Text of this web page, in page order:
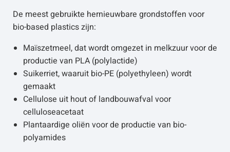
De meest gebruikte hernieuwbare grondstoffen voor
bio-based plastics zijn:
Maïszetmeel, dat wordt omgezet in melkzuur voor de
productie van PLA (polylactide)
Suikerriet, waaruit bio-PE (polyethyleen) wordt
gemaakt
Cellulose uit hout of landbouwafval voor
celluloseacetaat
Plantaardige oliën voor de productie van bio-
polyamides